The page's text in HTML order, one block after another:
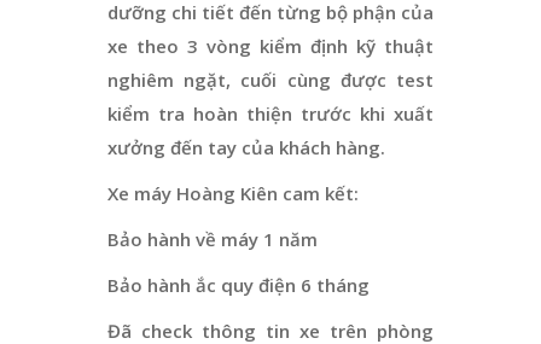
dưỡng chi tiết đến từng bộ phận của
xe theo 3 vòng kiểm định kỹ thuật
nghiêm ngặt, cuối cùng được test
kiểm tra hoàn thiện trước khi xuất
xưởng đến tay của khách hàng.
Xe máy Hoàng Kiên cam kết:
Bảo hành về máy 1 năm
Bảo hành ắc quy điện 6 tháng
Đã check thông tin xe trên phòng